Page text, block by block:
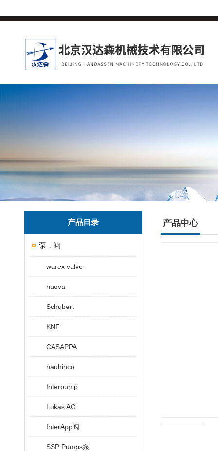
产品目录
泵，阀
warex valve
nuova
Schubert
KNF
CASAPPA
hauhinco
Interpump
Lukas AG
InterApp阀
SSP Pumps泵
产品中心